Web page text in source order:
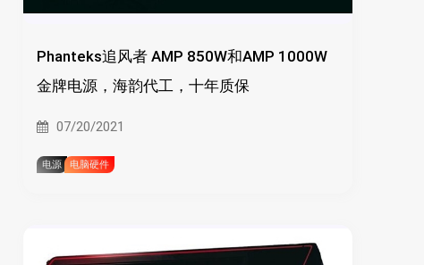
Phanteks追风者 AMP 850W和AMP 1000W
金牌电源，海韵代工，十年质保
07/20/2021
电源 电脑硬件